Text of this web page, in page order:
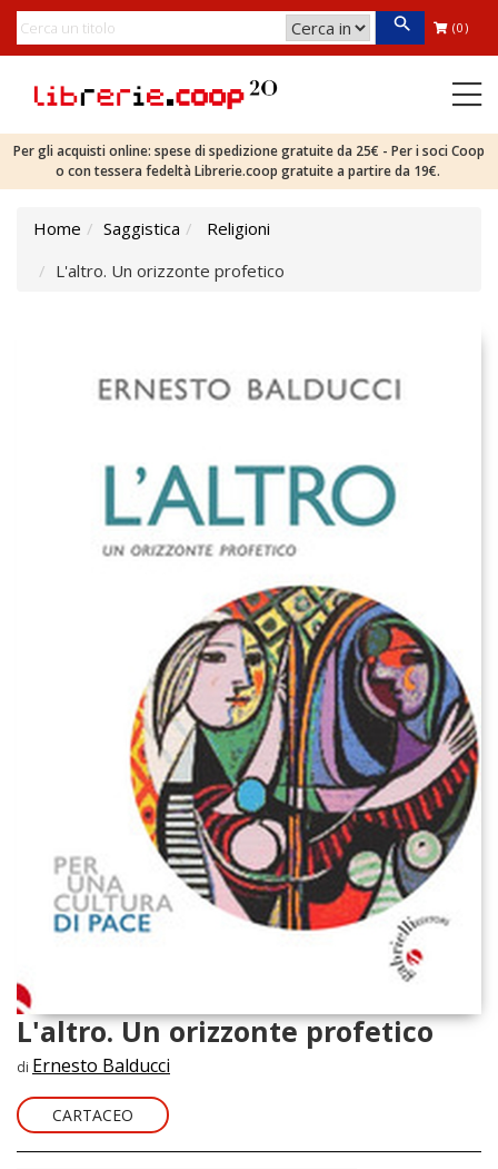
(0)
Per gli acquisti online: spese di spedizione gratuite da 25€ - Per i soci Coop
o con tessera fedeltà Librerie.coop gratuite a partire da 19€.
Home Saggistica
Religioni
L'altro. Un orizzonte profetico
L'altro. Un orizzonte profetico
di Ernesto Balducci
CARTACEO